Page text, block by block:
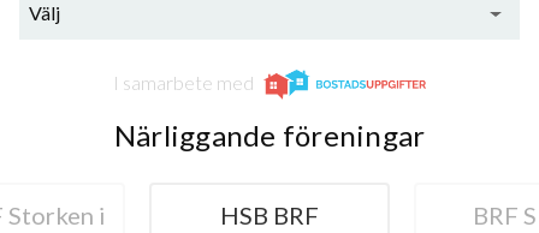
Välj
I samarbete med
Närliggande föreningar
Storken i
HSB BRF
BRF